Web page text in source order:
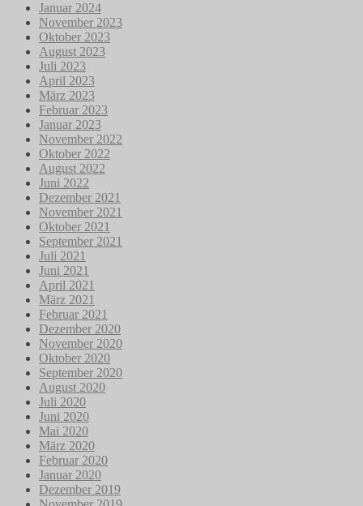
Januar 2024
November 2023
Oktober 2023
August 2023
Juli 2023
April 2023
März 2023
Februar 2023
Januar 2023
November 2022
Oktober 2022
August 2022
Juni 2022
Dezember 2021
November 2021
Oktober 2021
September 2021
Juli 2021
Juni 2021
April 2021
März 2021
Februar 2021
Dezember 2020
November 2020
Oktober 2020
September 2020
August 2020
Juli 2020
Juni 2020
Mai 2020
März 2020
Februar 2020
Januar 2020
Dezember 2019